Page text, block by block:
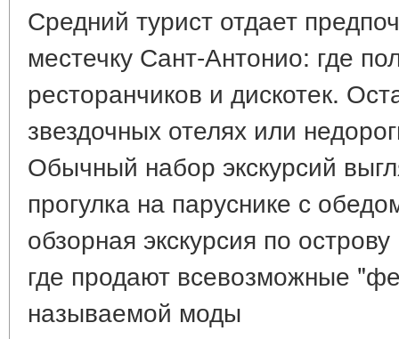
Средний турист отдает
местечку Сант-Антонио: где
ресторанчиков и дискотек.
звездочных отелях или
Обычный набор экскурсий
прогулка на паруснике с
обзорная экскурсия по
где продают всевозможные
называемой моды